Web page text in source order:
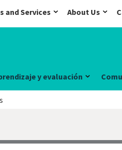
and Services About Us
y evaluación